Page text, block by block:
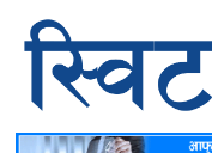
समाचार
स्थानीय